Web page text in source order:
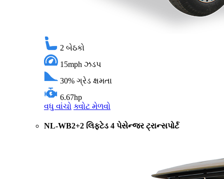
2 બેઠકો
15mph ઝડપ
30% ગ્રેડ ક્ષમતા
6.67hp
વધુ વાંચો ક્વોટ મેળવો
NL-WB2+2 લિફ્ટેડ 4 પેસેન્જર ટ્રાન્સપોર્ટ